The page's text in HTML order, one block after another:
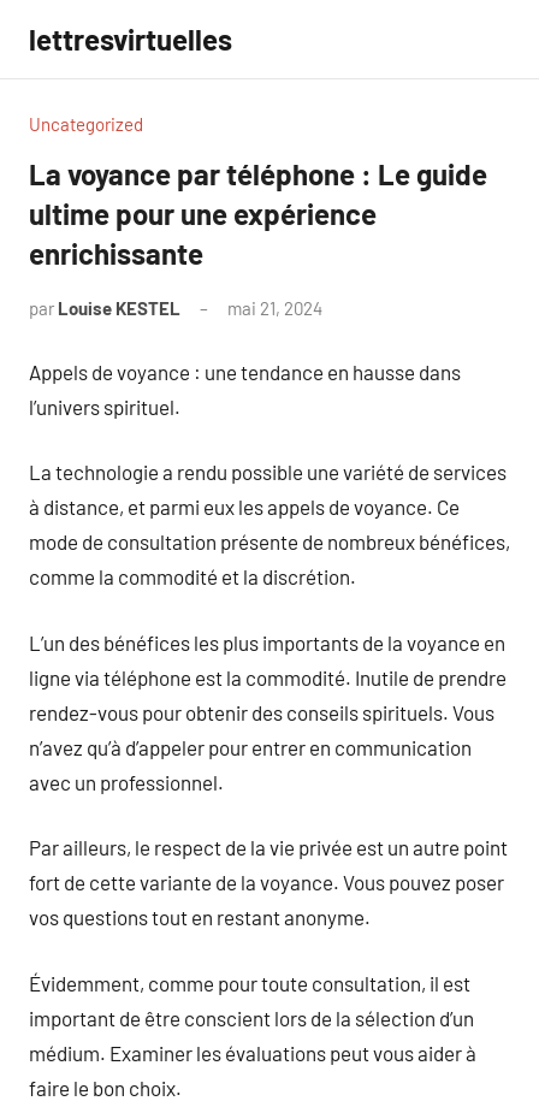
contenu
lettresvirtuelles
Uncategorized
La voyance par téléphone : Le guide
ultime pour une expérience
enrichissante
par Louise KESTEL mai 21, 2024
Appels de voyance : une tendance en hausse dans
l’univers spirituel.
La technologie a rendu possible une variété de services
à distance, et parmi eux les appels de voyance. Ce
mode de consultation présente de nombreux bénéfices,
comme la commodité et la discrétion.
L’un des bénéfices les plus importants de la voyance en
ligne via téléphone est la commodité. Inutile de prendre
rendez-vous pour obtenir des conseils spirituels. Vous
n’avez qu’à d’appeler pour entrer en communication
avec un professionnel.
Par ailleurs, le respect de la vie privée est un autre point
fort de cette variante de la voyance. Vous pouvez poser
vos questions tout en restant anonyme.
Évidemment, comme pour toute consultation, il est
important de être conscient lors de la sélection d’un
médium. Examiner les évaluations peut vous aider à
faire le bon choix.